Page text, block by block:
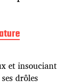
et insouciant
drôles